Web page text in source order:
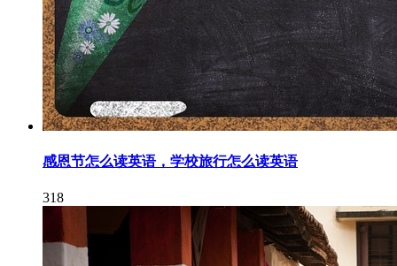
感恩节怎么读英语，学校旅行怎么读英语
318